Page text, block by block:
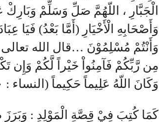
الْجَبَّارِ ، اللّهُمَّ صَلِّ وَسَلِّمْ
وَأَصْحَابِهِ الْأَخْيَارِ (أَمَّا بَعْدُ) فَيَا
وَأَنْتُمْ مُسْلِمُوْنَ …قال الله
مِن رَّبِّكُمْ فَآمِنُواْ خَيْراً لَّكُمْ وَإِن
وَكَانَ اللّهُ عَلِيماً حَكِيماً (النساء : ١٧٠)﯁
كَمَا كُتِبَ فِيْ قِصَّةِ الْمَوْلِدِ : وَبَرَزَ